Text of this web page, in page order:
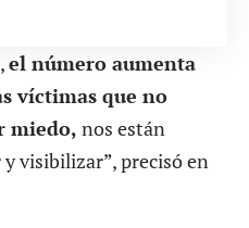
el número aumenta
víctimas que no
miedo, nos están
visibilizar”, precisó en